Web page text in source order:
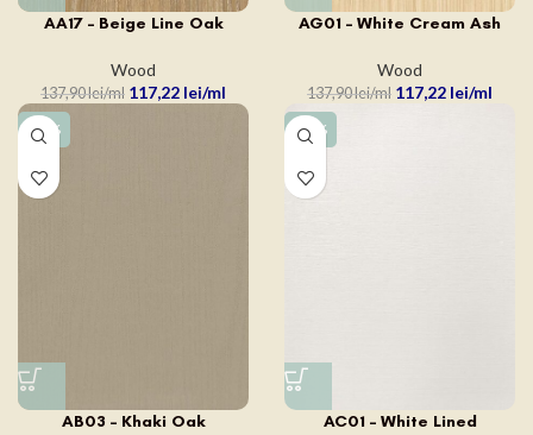
AA17 – Beige Line Oak
Wood
137,90lei 117,22 lei
AG01 – White Cream Ash
Wood
137,90lei 117,22 lei
-15%
AB03 – Khaki Oak
-15%
AC01 – White Lined